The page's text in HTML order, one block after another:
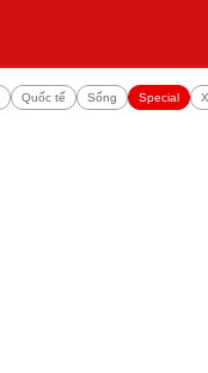
Quốc tế Sống Special